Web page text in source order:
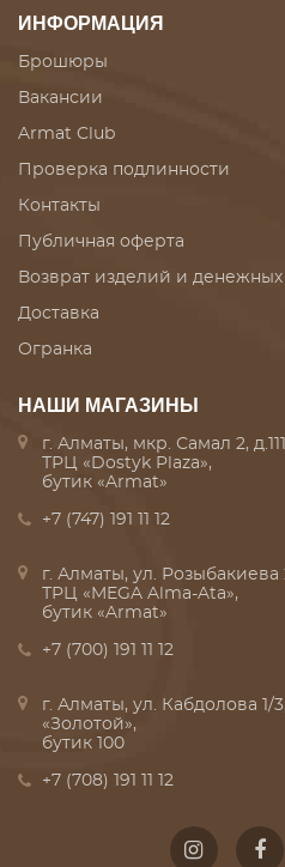
ИНФОРМАЦИЯ
Брошюры
Вакансии
Armat Club
Проверка подлинности
Контакты
Публичная оферта
Возврат изделий и денежных
Доставка
Огранка
НАШИ МАГАЗИНЫ
г. Алматы, мкр. Самал 2,
ТРЦ «Dostyk Plaza»,
бутик «Armat»
+7 (747) 191 11 12
г. Алматы, ул. Розыбакиева
ТРЦ «MEGA Alma-Ata»,
бутик «Armat»
+7 (700) 191 11 12
г. Алматы, ул. Кабдолова 1/
«Золотой»,
бутик 100
+7 (708) 191 11 12